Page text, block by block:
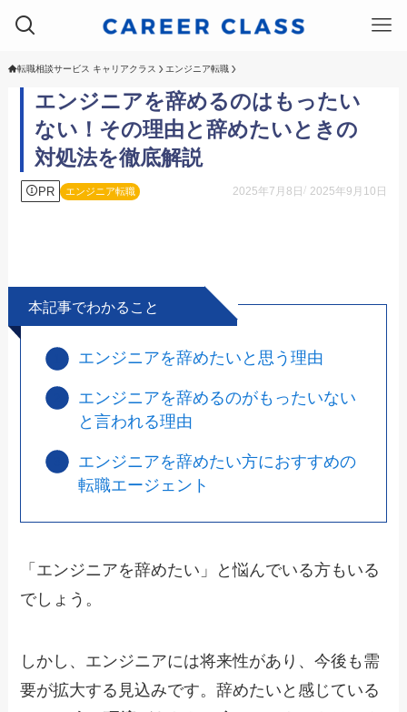
転職相談サービス キャリアクラス エンジニア転職
エンジニアを辞めるのはもったい
ない！その理由と辞めたいときの
対処法を徹底解説
PR エンジニア転職 2025年7月8日 2025年9月10日
本記事でわかること
エンジニアを辞めたいと思う理由
エンジニアを辞めるのがもったいない
と言われる理由
エンジニアを辞めたい方におすすめの
転職エージェント
「エンジニアを辞めたい」と悩んでいる方もいる
でしょう。
しかし、エンジニアには将来性があり、今後も需
要が拡大する見込みです。辞めたいと感じている